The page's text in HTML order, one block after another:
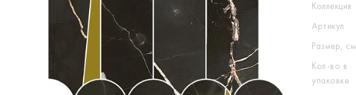
Коллекция
Артикул
Размер, см
Кол-во в
упаковке